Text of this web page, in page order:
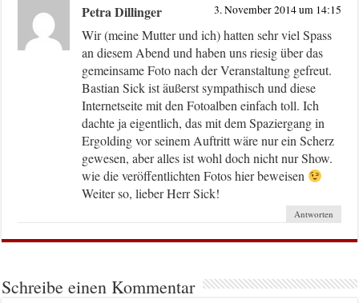
Petra Dillinger 3. November 2014 um 14:15
Wir (meine Mutter und ich) hatten sehr viel Spass
an diesem Abend und haben uns riesig über das
gemeinsame Foto nach der Veranstaltung gefreut.
Bastian Sick ist äußerst sympathisch und diese
Internetseite mit den Fotoalben einfach toll. Ich
dachte ja eigentlich, das mit dem Spaziergang in
Ergolding vor seinem Auftritt wäre nur ein Scherz
gewesen, aber alles ist wohl doch nicht nur Show.
wie die veröffentlichten Fotos hier beweisen
Weiter so, lieber Herr Sick!
Antworten
Schreibe einen Kommentar